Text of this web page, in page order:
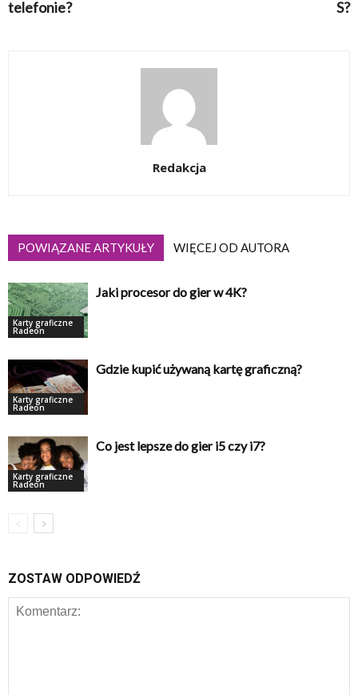
telefonie? S?
Redakcja
POWIĄZANE ARTYKUŁY WIĘCEJ OD AUTORA
Karty graficzne
Radeon
Jaki procesor do gier w 4K?
Karty graficzne
Radeon
Gdzie kupić używaną kartę graficzną?
Karty graficzne
Radeon
Co jest lepsze do gier i5 czy i7?
ZOSTAW ODPOWIEDŹ